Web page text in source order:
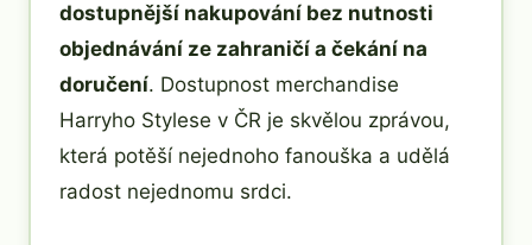
dostupnější nakupování bez nutnosti
objednávání ze zahraničí a čekání na
doručení. Dostupnost merchandise
Harryho Stylese v ČR je skvělou zprávou,
která potěší nejednoho fanouška a udělá
radost nejednomu srdci.